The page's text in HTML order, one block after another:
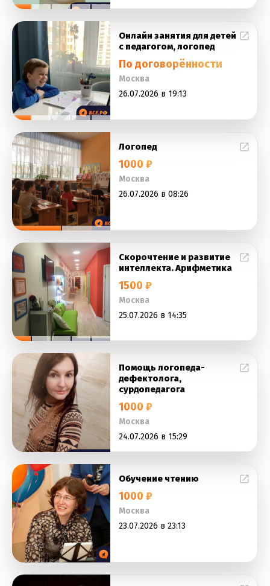
Онлайн занятия для детей
с педагогом, логопед
По договорённости
Москва
26.07.2026 в 19:13
Логопед
1000 ₽
Москва
26.07.2026 в 08:26
Скорочтение и развитие
интеллекта. Арифметика
1500 ₽
Москва
25.07.2026 в 14:35
Помощь логопеда-
дефектолога,
сурдопедагога
1000 ₽
Москва
24.07.2026 в 15:29
Обучение чтению
1000 ₽
Москва
23.07.2026 в 23:13